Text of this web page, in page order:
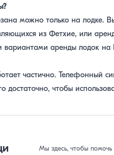
можно только на лодке.
из Фетхие, или
вариантами аренды лодок на
частично. Телефонный
достаточно, чтобы
Мы здесь, чтобы помочь